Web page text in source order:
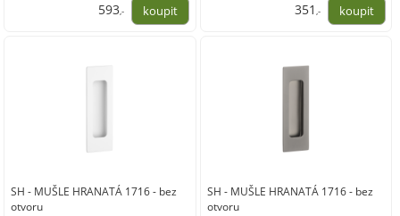
593,- 351 ,-
SH - MUŠLE HRANATÁ 1716 - bez
otvoru
SH - MUŠLE HRANATÁ 1716 - bez
otvoru